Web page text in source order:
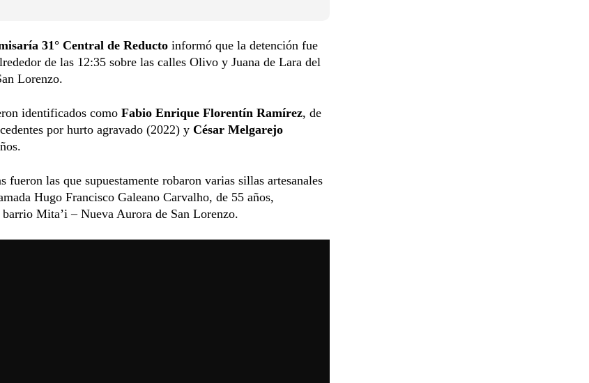
31° Central de Reducto informó que la detención fue
de las 12:35 sobre las calles Olivo y Juana de Lara del
Lorenzo.
identificados como Fabio Enrique Florentín Ramírez, de
por hurto agravado (2022) y César Melgarejo
fueron las que supuestamente robaron varias sillas artesanales
Hugo Francisco Galeano Carvalho, de 55 años,
Mita’i – Nueva Aurora de San Lorenzo.